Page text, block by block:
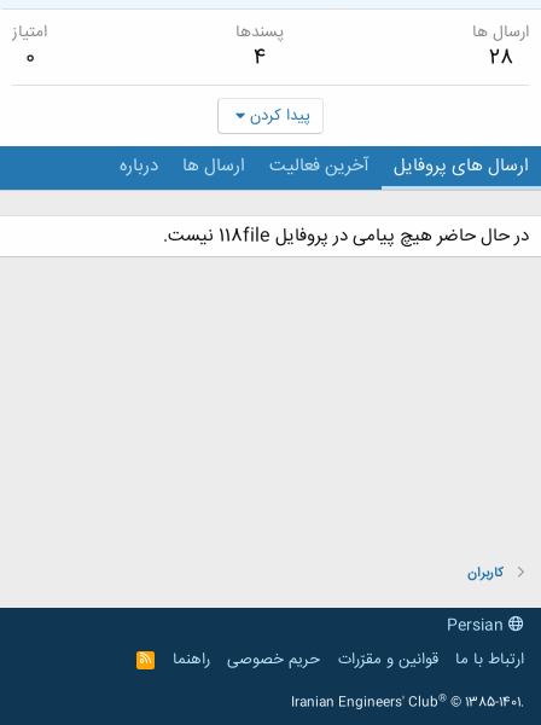
ارسال ها
28
پسندها
4
امتیاز
0
پیدا کردن
ارسال های پروفایل آخرین فعالیت ارسال ها درباره
در حال حاضر هیچ پیامی در پروفایل 118file نیست.
کاربران
ارتباط با ما
قوانین و مقرّرات حریم خصوصی راهنما
R
S
Iranian Engineers' Club® © 1385-1401.